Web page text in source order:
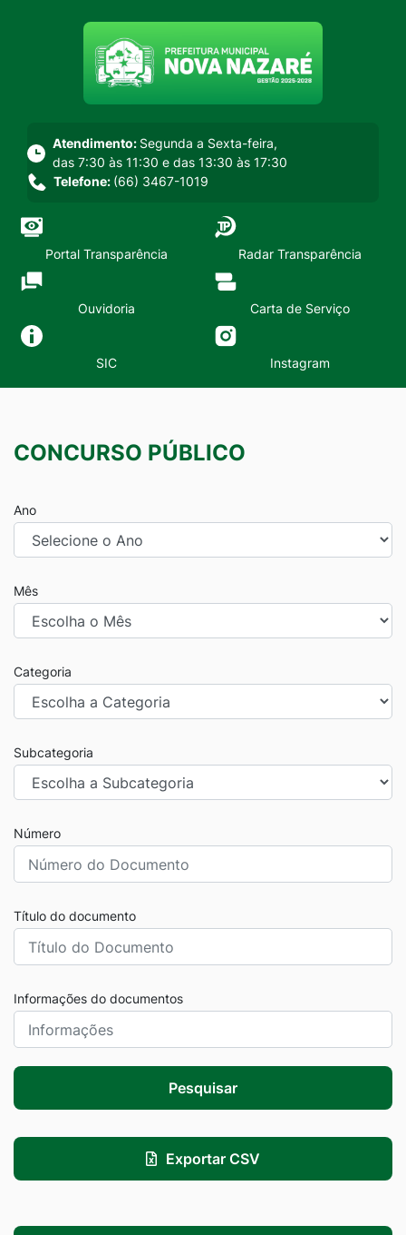
Seção do menu principal
Atendimento: Segunda a Sexta-feira,
das 7:30 às 11:30 e das 13:30 às 17:30
Telefone: (66) 3467-1019
Portal Transparência Radar Transparência
Ouvidoria Carta de Serviço
SIC Instagram
CONCURSO PÚBLICO
Ano
Mês
Categoria
Subcategoria
Número
Título do documento
Informações do documentos
Pesquisar
Exportar CSV